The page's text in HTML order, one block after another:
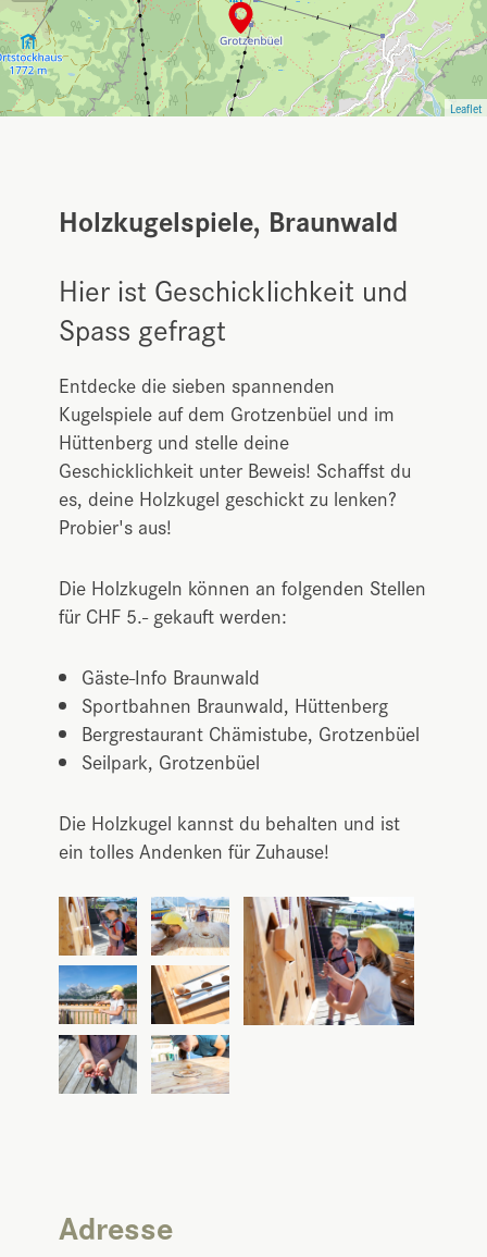
Leaflet
Holzkugelspiele, Braunwald
Hier ist Geschicklichkeit und
Spass gefragt
Entdecke die sieben spannenden
Kugelspiele auf dem Grotzenbüel und im
Hüttenberg und stelle deine
Geschicklichkeit unter Beweis! Schaffst du
es, deine Holzkugel geschickt zu lenken?
Probier's aus!
Die Holzkugeln können an folgenden Stellen
für CHF 5.- gekauft werden:
Gäste-Info Braunwald
Sportbahnen Braunwald, Hüttenberg
Bergrestaurant Chämistube, Grotzenbüel
Seilpark, Grotzenbüel
Die Holzkugel kannst du behalten und ist
ein tolles Andenken für Zuhause!
Adresse